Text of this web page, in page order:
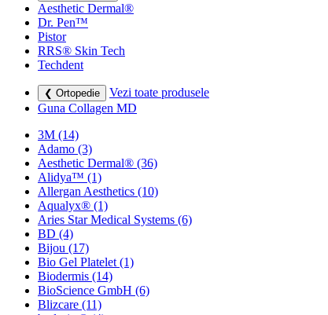
Aesthetic Dermal®
Dr. Pen™
Pistor
RRS® Skin Tech
Techdent
❮ Ortopedie
Vezi toate produsele
Guna Collagen MD
3M (14)
Adamo (3)
Aesthetic Dermal® (36)
Alidya™ (1)
Allergan Aesthetics (10)
Aqualyx® (1)
Aries Star Medical Systems (6)
BD (4)
Bijou (17)
Bio Gel Platelet (1)
Biodermis (14)
BioScience GmbH (6)
Blizcare (11)